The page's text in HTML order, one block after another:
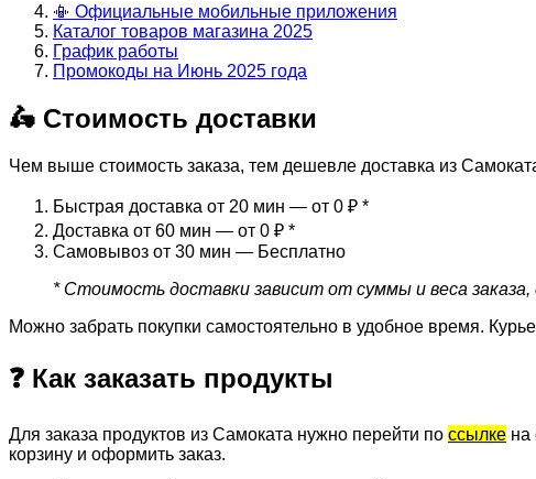
📳 Официальные мобильные приложения
Каталог товаров магазина 2025
График работы
Промокоды на Июнь 2025 года
🛵 Стоимость доставки
Чем выше стоимость заказа, тем дешевле доставка из
Быстрая доставка от 20 мин — от 0 ₽ *
Доставка от 60 мин — от 0 ₽ *
Самовывоз от 30 мин — Бесплатно
* Стоимость доставки зависит от суммы и веса заказа,
Можно забрать покупки самостоятельно в удобное время.
❓ Как заказать продукты
Для заказа продуктов из Самоката нужно перейти по ссылке на
корзину и оформить заказ.